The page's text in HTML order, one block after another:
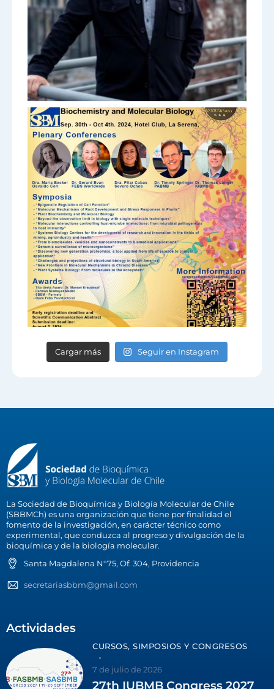
Cargar más Seguir en Instagram
La Sociedad de Bioquímica y Biología Molecular de Chile
(SBBMCh) es una organización que tiene por finalidad el
fomento de la investigación, en carácter técnico como
experimental, que conduzca al progreso y divulgación de la
bioquímica y de la biología molecular.
Santa Magdalena N°75, Of. 304, Providencia
secretariasbbm@gmail.com
Actividades
CURSOS, SIMPOSIOS Y CONGRESOS
7 de julio de 2026
27th IUBMB Congress 2027